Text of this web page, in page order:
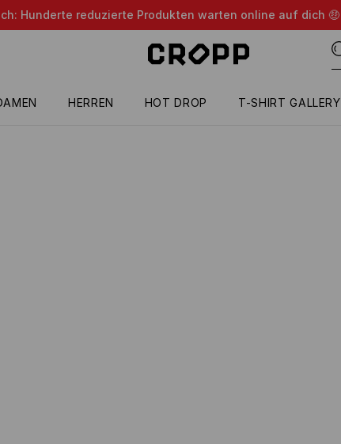
Hunderte reduzierte Produkten warten online auf dich 🤑
HERREN HOT DROP T-SHIRT GALLERY